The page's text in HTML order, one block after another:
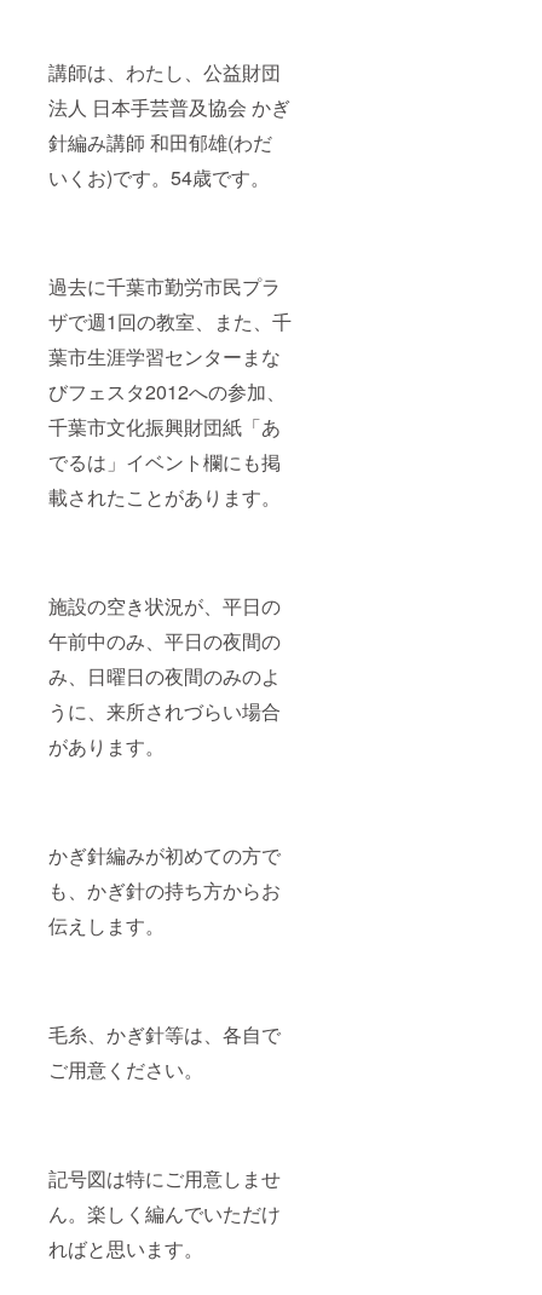
講師は、わたし、公益財団
法人 日本手芸普及協会 かぎ
針編み講師 和田郁雄(わだ
いくお)です。54歳です。
過去に千葉市勤労市民プラ
ザで週1回の教室、また、千
葉市生涯学習センターまな
びフェスタ2012への参加、
千葉市文化振興財団紙「あ
でるは」イベント欄にも掲
載されたことがあります。
施設の空き状況が、平日の
午前中のみ、平日の夜間の
み、日曜日の夜間のみのよ
うに、来所されづらい場合
があります。
かぎ針編みが初めての方で
も、かぎ針の持ち方からお
伝えします。
毛糸、かぎ針等は、各自で
ご用意ください。
記号図は特にご用意しませ
ん。楽しく編んでいただけ
ればと思います。